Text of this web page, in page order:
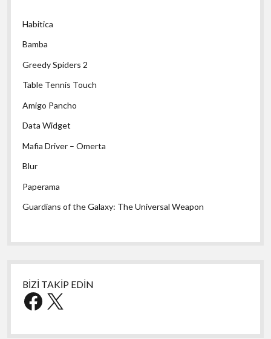
Habitica
Bamba
Greedy Spiders 2
Table Tennis Touch
Amigo Pancho
Data Widget
Mafia Driver – Omerta
Blur
Paperama
Guardians of the Galaxy: The Universal Weapon
BİZİ TAKİP EDİN
Facebook
X